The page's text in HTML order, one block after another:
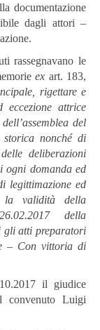
documentazione
dagli attori –
rassegnavano le
ex art. 183,
rigettare e
eccezione attrice
del
storica nonché di
deliberazioni
ogni domanda ed
legittimazione ed
la validità della
della
gli atti preparatori
– Con vittoria di
il giudice
convenuto Luigi